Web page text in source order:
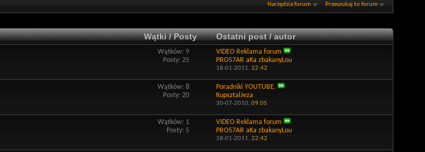
Narzędzia forum Przeszukaj to forum
Wątki / Posty Ostatni post / autor
Wątków: 9
Posty: 25
VIDEO Reklama forum
PRO57AR aKa zbakanyLou
18-01-2011, 22:42
Wątków: 8
Posty: 20
Poradniki YOUTUBE.
KupsztalJeza
30-07-2010, 09:05
Wątków: 1
Posty: 5
VIDEO Reklama forum
PRO57AR aKa zbakanyLou
18-01-2011, 22:42